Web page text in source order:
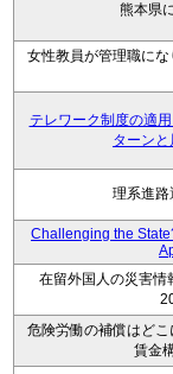
熊本県
女性教員が管理職に
テレワーク制度の適
ターン
理系進路
Challenging the
在留外国人の災害
危険労働の補償はど
賃金